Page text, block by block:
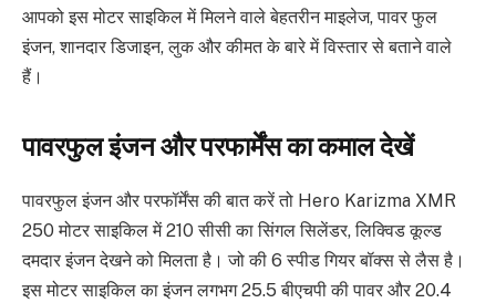
आपको इस मोटर साइकिल में मिलने वाले बेहतरीन माइलेज, पावर फुल
इंजन, शानदार डिजाइन, लुक और कीमत के बारे में विस्तार से बताने वाले
हैं।
पावरफुल इंजन और परफार्मेंस का कमाल देखें
पावरफुल इंजन और परफॉर्मेंस की बात करें तो Hero Karizma XMR
250 मोटर साइकिल में 210 सीसी का सिंगल सिलेंडर, लिक्विड कूल्ड
दमदार इंजन देखने को मिलता है। जो की 6 स्पीड गियर बॉक्स से लैस है।
इस मोटर साइकिल का इंजन लगभग 25.5 बीएचपी की पावर और 20.4